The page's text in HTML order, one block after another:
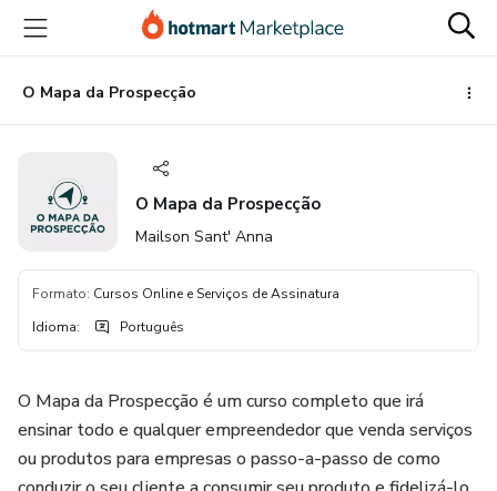
para
conteúdo
principal
para
pagamento
para
rodapéO Mapa da Prospecção
O Mapa da Prospecção
Mailson Sant' Anna
Formato: Cursos Online e Serviços de Assinatura
Idioma: Português
O Mapa da Prospecção é um curso completo que irá
ensinar todo e qualquer empreendedor que venda serviços
ou produtos para empresas o passo-a-passo de como